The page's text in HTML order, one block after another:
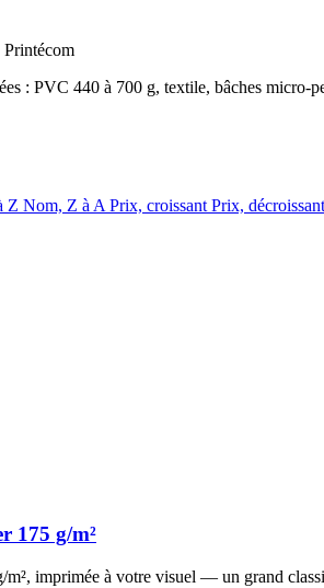
Printécom
: PVC 440 à 700 g, textile, bâches micro-
Z Nom, Z à A Prix, croissant Prix, décroissant
175 g/m²
m², imprimée à votre visuel — un grand